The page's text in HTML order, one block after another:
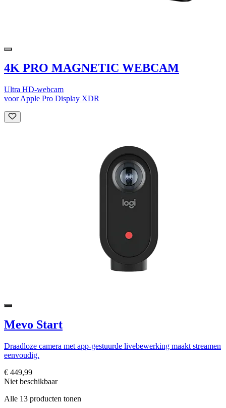
4K PRO MAGNETIC WEBCAM
Ultra HD-webcam
voor Apple Pro Display XDR
Mevo Start
Draadloze camera met app-gestuurde livebewerking maakt streamen
eenvoudig.
€ 449,99
Niet beschikbaar
Alle 13 producten tonen